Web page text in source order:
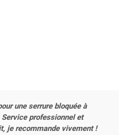
une serrure bloquée à
professionnel et
je recommande vivement !